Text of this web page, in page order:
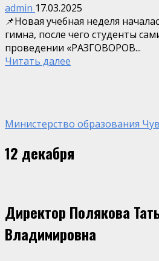
admin 17.03.2025
📌Новая учебная неделя
гимна, после чего студенты
проведении «РАЗГОВОРОВ...
Читать далее
Министерство образования
12 декабря
Директор Полякова
Владимировна